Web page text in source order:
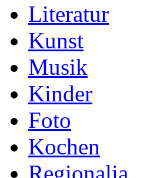
Literatur
Kunst
Musik
Kinder
Foto
Kochen
Regionalia